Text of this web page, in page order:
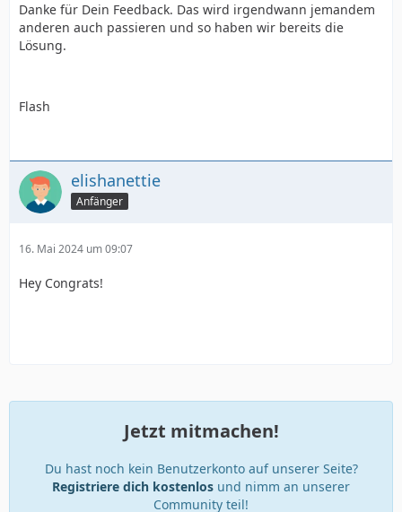
Danke für Dein Feedback. Das wird irgendwann jemandem
anderen auch passieren und so haben wir bereits die
Lösung.
Flash
elishanettie
Anfänger
16. Mai 2024 um 09:07
Hey Congrats!
Jetzt mitmachen!
Du hast noch kein Benutzerkonto auf unserer Seite?
Registriere dich kostenlos und nimm an unserer
Community teil!